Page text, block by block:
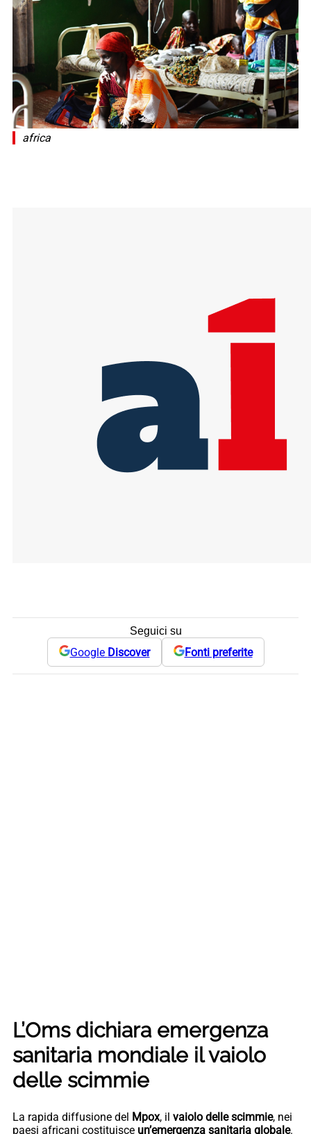
africa
Seguici su
Google Discover Fonti preferite
L’Oms dichiara emergenza
sanitaria mondiale il vaiolo
delle scimmie
La rapida diffusione del Mpox, il vaiolo delle scimmie, nei
paesi africani costituisce un’emergenza sanitaria globale.